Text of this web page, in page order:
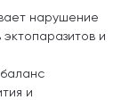
нарушение
и
и